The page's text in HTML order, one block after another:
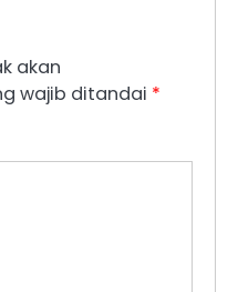
akan
wajib ditandai *